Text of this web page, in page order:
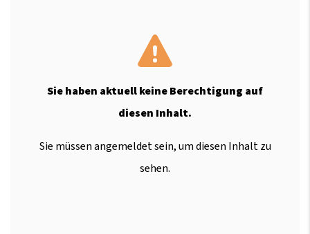
Sie haben aktuell keine Berechtigung auf
diesen Inhalt.
Sie müssen angemeldet sein, um diesen Inhalt zu
sehen.